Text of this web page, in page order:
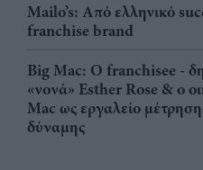
Mailo’s: Από ελληνικό
franchise brand
Big Mac: Ο franchisee -
«νονά» Esther Rose & ο
Mac ως εργαλείο
δύναμης